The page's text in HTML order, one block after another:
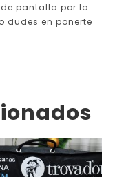
pantalla por la
dudes en ponerte